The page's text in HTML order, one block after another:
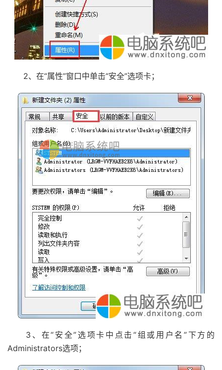
2、在“属性”窗口中单击“安全”选项卡；
3、在“安全”选项卡中点击“组或用户名”下方的
Administrators选项；